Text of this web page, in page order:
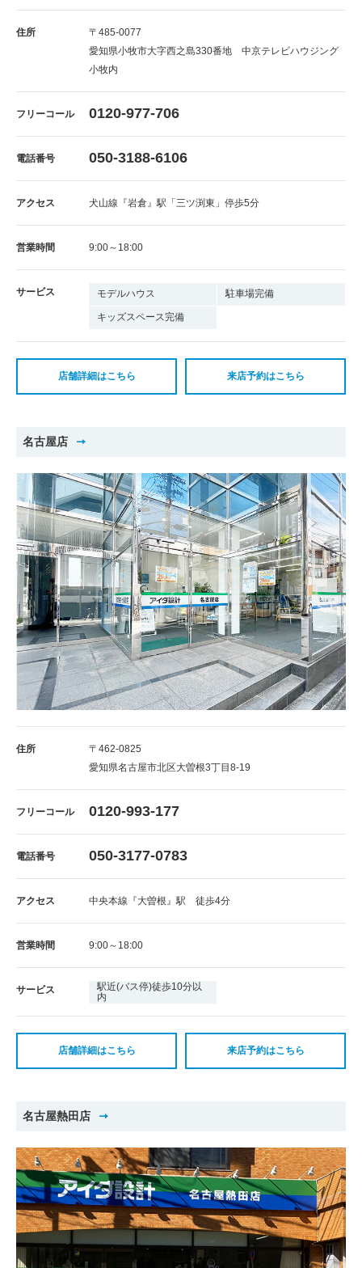
住所
〒485-0077
愛知県小牧市大字西之島330番地 中京テレビハウジング
小牧内
フリーコール 0120-977-706
電話番号 050-3188-6106
アクセス 犬山線『岩倉』駅「三ツ渕東」停歩5分
営業時間 9:00～18:00
サービス モデルハウス 駐車場完備
キッズスペース完備
店舗詳細はこちら 来店予約はこちら
名古屋店
住所
〒462-0825
愛知県名古屋市北区大曽根3丁目8-19
フリーコール 0120-993-177
電話番号 050-3177-0783
アクセス 中央本線『大曽根』駅 徒歩4分
営業時間 9:00～18:00
サービス
駅近(バス停)徒歩10分以
内
店舗詳細はこちら 来店予約はこちら
名古屋熱田店